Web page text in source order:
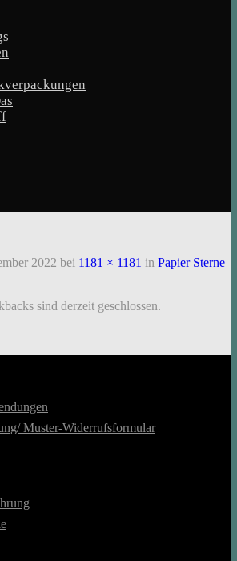
2022 bei 1181 × 1181 in Papier Sterne
sind derzeit geschlossen.
Muster-Widerrufsformular